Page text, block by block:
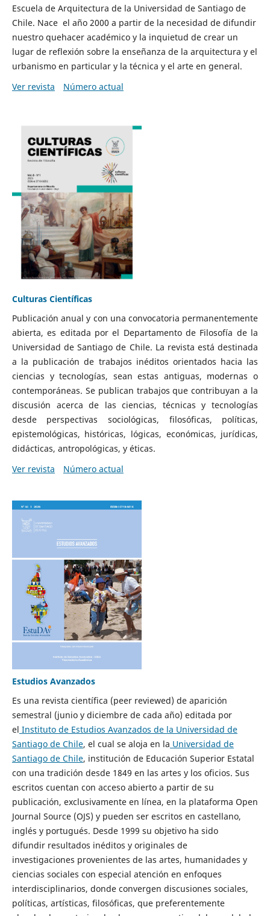
Escuela de Arquitectura de la Universidad de Santiago de
Chile. Nace el año 2000 a partir de la necesidad de difundir
nuestro quehacer académico y la inquietud de crear un
lugar de reflexión sobre la enseñanza de la arquitectura y el
urbanismo en particular y la técnica y el arte en general.
Ver revista
Número actual
Culturas Científicas
Publicación anual y con una convocatoria permanentemente
abierta, es editada por el Departamento de Filosofía de la
Universidad de Santiago de Chile. La revista está destinada
a la publicación de trabajos inéditos orientados hacia las
ciencias y tecnologías, sean estas antiguas, modernas o
contemporáneas. Se publican trabajos que contribuyan a la
discusión acerca de las ciencias, técnicas y tecnologías
desde perspectivas sociológicas, filosóficas, políticas,
epistemológicas, históricas, lógicas, económicas, jurídicas,
didácticas, antropológicas, y éticas.
Ver revista
Número actual
Estudios Avanzados
Es una revista científica (peer reviewed) de aparición
semestral (junio y diciembre de cada año) editada por
el Instituto de Estudios Avanzados de la Universidad de
Santiago de Chile, el cual se aloja en la Universidad de
Santiago de Chile, institución de Educación Superior Estatal
con una tradición desde 1849 en las artes y los oficios. Sus
escritos cuentan con acceso abierto a partir de su
publicación, exclusivamente en línea, en la plataforma Open
Journal Source (OJS) y pueden ser escritos en castellano,
inglés y portugués. Desde 1999 su objetivo ha sido
difundir resultados inéditos y originales de
investigaciones provenientes de las artes, humanidades y
ciencias sociales con especial atención en enfoques
interdisciplinarios, donde convergen discusiones sociales,
políticas, artísticas, filosóficas, que preferentemente